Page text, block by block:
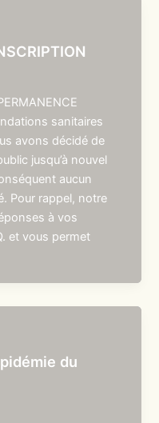
sanitaires
avons décidé de
jusqu’à nouvel
aucun
Pour rappel, notre
à vos
et vous permet
du